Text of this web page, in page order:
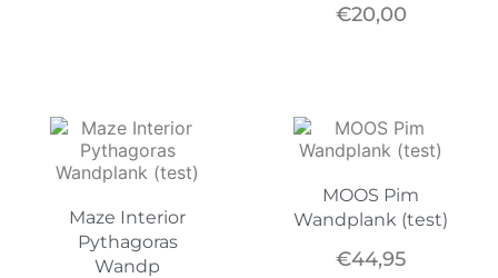
€20,00
Maze Interior
Pythagoras
Wandp
MOOS Pim
Wandplank (test)
€44,95